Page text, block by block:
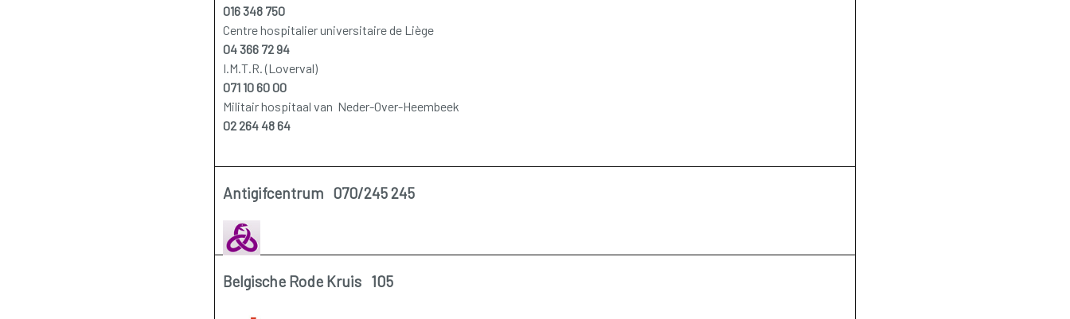
016 348 750
Centre hospitalier universitaire de Liège
04 366 72 94
I.M.T.R. (Loverval)
071 10 60 00
Militair hospitaal van Neder-Over-Heembeek
02 264 48 64
Antigifcentrum 070/245 245
Belgische Rode Kruis 105